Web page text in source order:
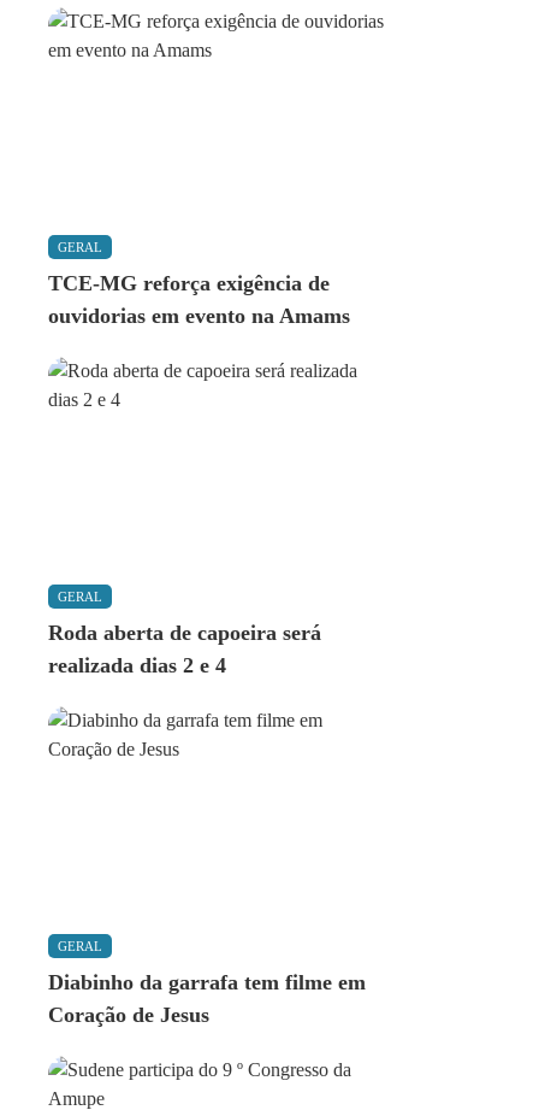
GERAL
TCE-MG reforça exigência de
ouvidorias em evento na Amams
GERAL
Roda aberta de capoeira será
realizada dias 2 e 4
GERAL
Diabinho da garrafa tem filme em
Coração de Jesus